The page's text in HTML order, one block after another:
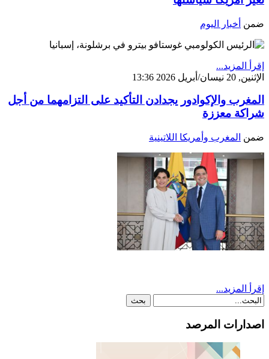
ضمن أخبار اليوم
إقرأ المزيد...
الإثنين, 20 نيسان/أبريل 2026 13:36
المغرب والإكوادور يجدادن التأكيد على التزامهما من أجل
شراكة معززة
ضمن المغرب وأمريكا اللاتينية
إقرأ المزيد...
اصدارات المرصد